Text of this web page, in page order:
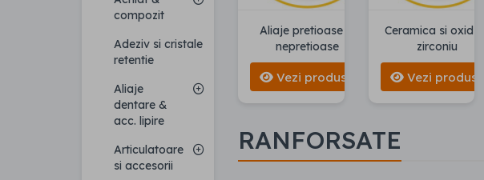
compozit
Adeziv si cristale
retentie
Aliaje
dentare &
acc. lipire
Articulatoare
si accesorii
Aliaje pretioase si
nepretioase
Vezi produse
Ceramica si oxid de
zirconiu
Vezi produse
RANFORSATE